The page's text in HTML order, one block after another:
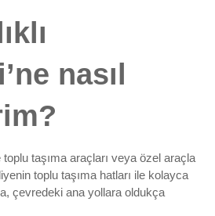
nasıl
toplu taşıma araçları veya özel araçla
toplu taşıma hatları ile kolayca
çevredeki ana yollara oldukça